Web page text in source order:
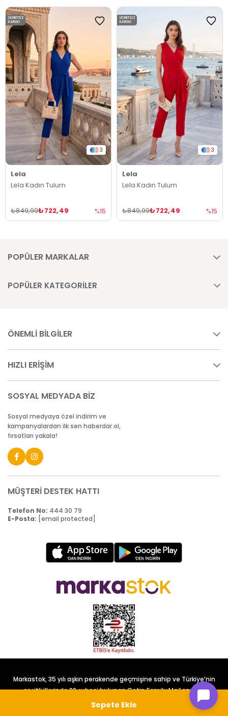
3
Lela
Lela Kadın Tulum
₺722,49
₺849,99 %15
ÜCRETSIZ
KARGO
3
Lela
Lela Kadın Tulum
₺722,49
₺849,99 %15
ÜCRETSIZ
KARGO
POPÜLER MARKALAR
POPÜLER KATEGORİLER
ÖNEMLİ BİLGİLER
HIZLI ERİŞİM
SOSYAL MEDYADA BİZ
Sosyal medyaya özel indirim ve
kampanyalardan ilk sen haberdar ol,
fırsatları yakala!
MÜŞTERİ DESTEK HATTI
Telefon No: 444 30 79
E-Posta: [email protected]
Markastok, 35 yılı aşkın perakende geçmişine sahip ve Türkiye’nin
çeşitli illerinde 22 şubesi bulunan Çetin Family Mağazacılık
tarafından kurulmuştur.